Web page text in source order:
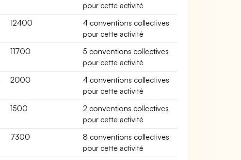
pour cette activité
12400
4 conventions collectives
pour cette activité
11700
5 conventions collectives
pour cette activité
2000
4 conventions collectives
pour cette activité
1500
2 conventions collectives
pour cette activité
7300
8 conventions collectives
pour cette activité